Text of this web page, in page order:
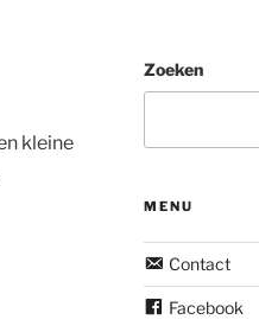
kleine
Zoeken
MENU
Contact
Facebook